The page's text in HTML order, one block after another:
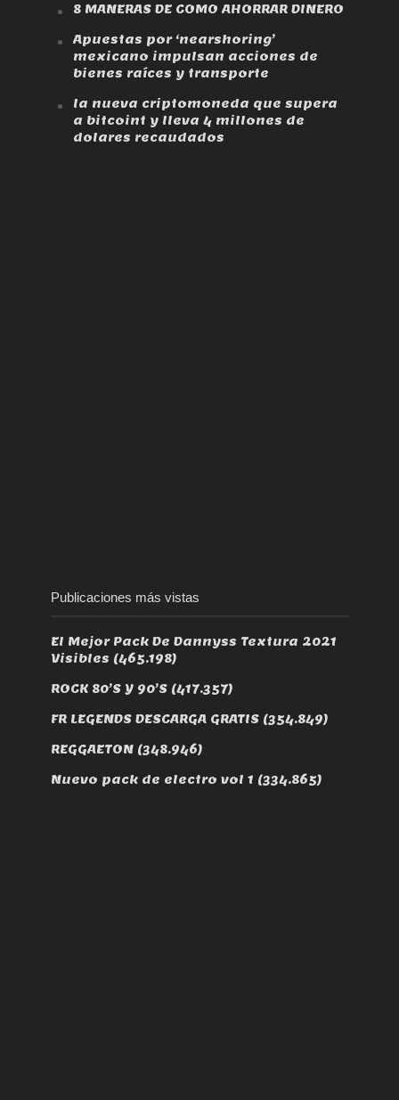
8 MANERAS DE COMO AHORRAR DINERO
Apuestas por ‘nearshoring’
mexicano impulsan acciones de
bienes raíces y transporte
la nueva criptomoneda que supera
a bitcoint y lleva 4 millones de
dolares recaudados
Publicaciones más vistas
El Mejor Pack De Dannyss Textura 2021
Visibles (465.198)
ROCK 80’S Y 90’S (417.357)
FR LEGENDS DESCARGA GRATIS (354.849)
REGGAETON (348.946)
Nuevo pack de electro vol 1 (334.865)